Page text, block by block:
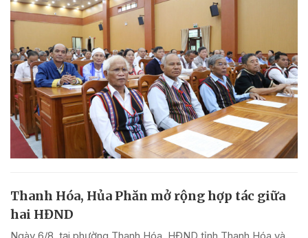
Thanh Hóa, Hủa Phăn mở rộng hợp tác giữa
hai HĐND